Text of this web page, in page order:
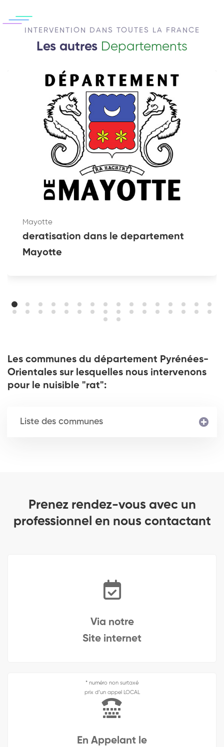
INTERVENTION DANS TOUTES LA FRANCE
Les autres Departements
Mayotte
deratisation dans le departement
Mayotte
Les communes du département Pyrénées-
Orientales sur lesquelles nous intervenons
pour le nuisible "rat":
Liste des communes
Prenez rendez-vous avec un
professionnel en nous contactant
Via notre
Site internet
* numéro non surtaxé
prix d’un appel LOCAL
En Appelant le